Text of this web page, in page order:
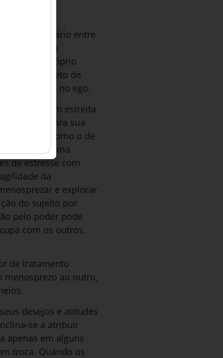
intermediário entre
propôs a
em que o próprio
qual o objeto de
corpo, mas no ego.
têm estreita
para sua
como o de
por uma
de estresse com
da
e explorar
do sujeito por
pelo poder pode
com os outros,
de tratamento
menosprezo ao outro,
desejos e atitudes
se a atribuir
apenas em alguns
troca. Quando os